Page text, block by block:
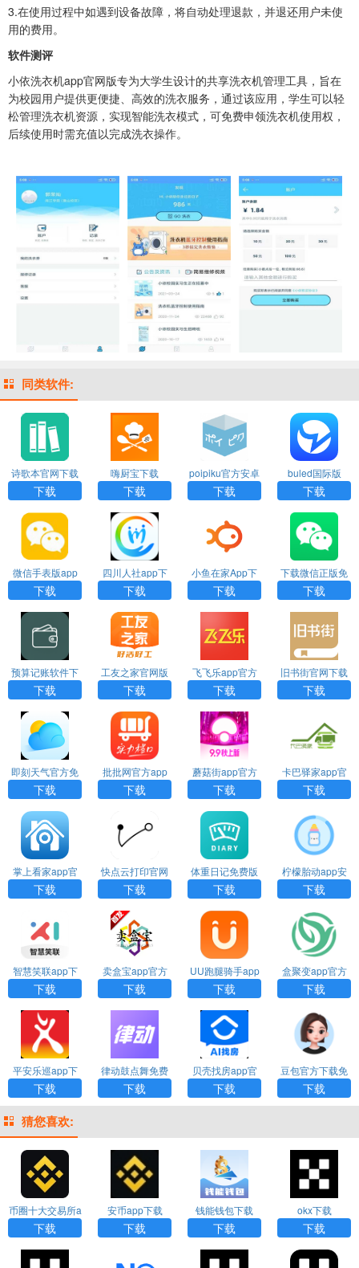
3.在使用过程中如遇到设备故障，将自动处理退款，并退还用户未使
用的费用。
软件测评
小依洗衣机app官网版专为大学生设计的共享洗衣机管理工具，旨在
为校园用户提供更便捷、高效的洗衣服务，通过该应用，学生可以轻
松管理洗衣机资源，实现智能洗衣模式，可免费申领洗衣机使用权，
后续使用时需充值以完成洗衣操作。
同类软件:
诗歌本官网下载
下载
嗨厨宝下载
下载
poipiku官方安卓
下载
下载
buled国际版
下载
微信手表版app
下载
下载
四川人社app下
载官网版
下载
小鱼在家App下
载
下载
下载微信正版免
费安装2026
下载
预算记账软件下
载安装
下载
工友之家官网版
下载
下载
飞飞乐app官方
下载
下载
旧书街官网下载
下载
即刻天气官方免
费下载
下载
批批网官方app
下载
下载
蘑菇街app官方
版下载
下载
卡巴驿家app官
网下载
下载
掌上看家app官
方下载
下载
快点云打印官网
下载
下载
体重日记免费版
下载
柠檬胎动app安
卓版
下载
智慧笑联app下
载官网版
下载
卖盒宝app官方
下载
下载
UU跑腿骑手app
下载
下载
盒聚变app官方
下载
下载
平安乐巡app下
载最新版本
下载
律动鼓点舞免费
版
下载
贝壳找房app官
网下载
下载
豆包官方下载免
费
下载
猜您喜欢:
币圈十大交易所a
pp下载
下载
安币app下载
下载
钱能钱包下载
下载
okx下载
下载